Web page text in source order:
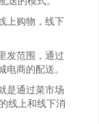
上购物，线下
发范围，通过
电商的配送。
是通过菜市场
线上和线下消